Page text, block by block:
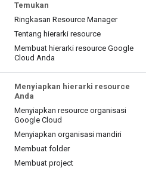
Temukan
Ringkasan Resource Manager
Tentang hierarki resource
Membuat hierarki resource Google
Cloud Anda
Menyiapkan hierarki resource
Anda
Menyiapkan resource organisasi
Google Cloud
Menyiapkan organisasi mandiri
Membuat folder
Membuat project